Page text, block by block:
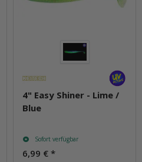
4" Easy Shiner - Lime /
Blue
Sofort verfügbar
6,99 € *